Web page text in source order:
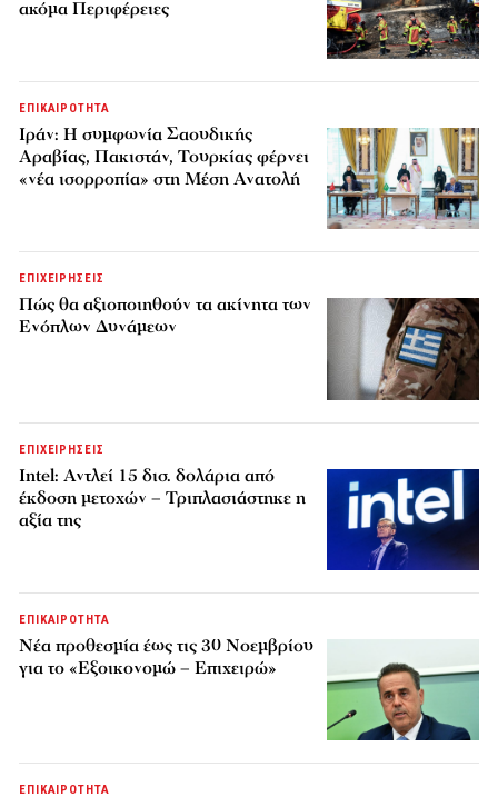
ακόμα Περιφέρειες
ΕΠΙΚΑΙΡΟΤΗΤΑ
Ιράν: Η συμφωνία Σαουδικής
Αραβίας, Πακιστάν, Τουρκίας φέρνει
«νέα ισορροπία» στη Μέση Ανατολή
ΕΠΙΧΕΙΡΗΣΕΙΣ
Πώς θα αξιοποιηθούν τα ακίνητα των
Ενόπλων Δυνάμεων
ΕΠΙΧΕΙΡΗΣΕΙΣ
Intel: Αντλεί 15 δισ. δολάρια από
έκδοση μετοχών – Τριπλασιάστηκε η
αξία της
ΕΠΙΚΑΙΡΟΤΗΤΑ
Νέα προθεσμία έως τις 30 Νοεμβρίου
για το «Εξοικονομώ – Επιχειρώ»
ΕΠΙΚΑΙΡΟΤΗΤΑ